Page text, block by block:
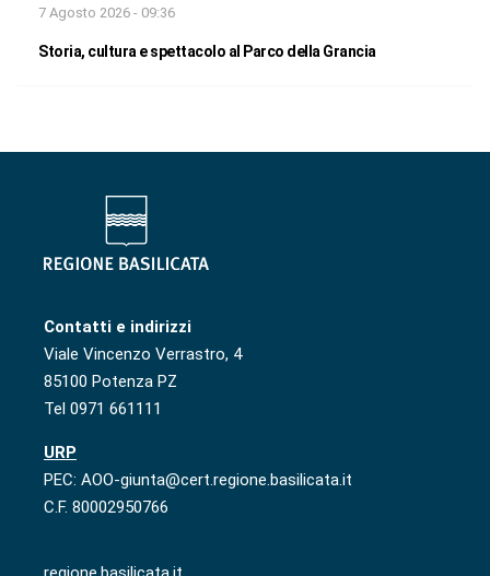
7 Agosto 2026 - 09:36
Storia, cultura e spettacolo al Parco della Grancia
Contatti e indirizzi
Viale Vincenzo Verrastro, 4
85100 Potenza PZ
Tel 0971 661111
URP
PEC: AOO-giunta@cert.regione.basilicata.it
C.F. 80002950766